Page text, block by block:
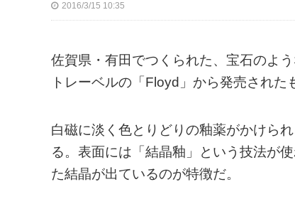
2016/3/15 10:35
佐賀県・有田でつくられた、宝石のよ
トレーベルの「Floyd」から発売された
白磁に淡く色とりどりの釉薬がかけら
る。表面には「結晶釉」という技法が
た結晶が出ているのが特徴だ。